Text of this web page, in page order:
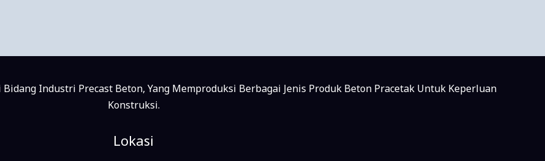
Bidang Industri Precast Beton, Yang Memproduksi Berbagai Jenis Produk Beton Pracetak Untuk Keperluan
Konstruksi.
Lokasi